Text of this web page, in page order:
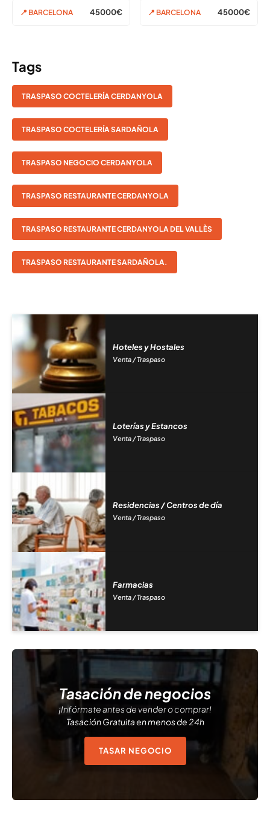
📍 BARCELONA 45000€ 📍 BARCELONA 45000€
Tags
TRASPASO COCTELERÍA CERDANYOLA
TRASPASO COCTELERÍA SARDAÑOLA
TRASPASO NEGOCIO CERDANYOLA
TRASPASO RESTAURANTE CERDANYOLA
TRASPASO RESTAURANTE CERDANYOLA DEL VALLÈS
TRASPASO RESTAURANTE SARDAÑOLA.
Hoteles y Hostales
Venta / Traspaso
Loterías y Estancos
Venta / Traspaso
Residencias / Centros de día
Venta / Traspaso
Farmacias
Venta / Traspaso
Tasación de negocios
¡Infórmate antes de vender o comprar!
Tasación Gratuita en menos de 24h
TASAR NEGOCIO